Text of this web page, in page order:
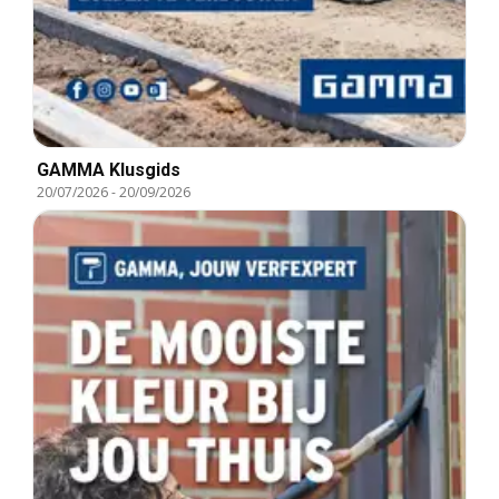
GAMMA Klusgids
20/07/2026-20/09/2026